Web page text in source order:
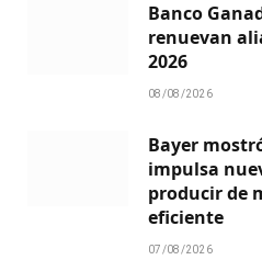
Banco
renuevan
2026
08/08/2026
Bayer
impulsa
producir de
eficiente
07/08/2026